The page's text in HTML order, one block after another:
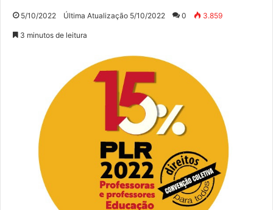
5/10/2022 Última Atualização 5/10/2022 0 3.859
3 minutos de leitura